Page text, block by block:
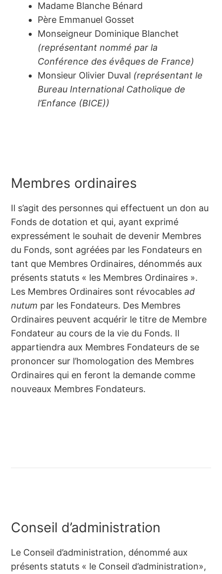
Madame Blanche Bénard
Père Emmanuel Gosset
Monseigneur Dominique Blanchet
(représentant nommé par la
Conférence des évêques de France)
Monsieur Olivier Duval (représentant le
Bureau International Catholique de
l’Enfance (BICE))
Membres ordinaires
Il s’agit des personnes qui effectuent un don au
Fonds de dotation et qui, ayant exprimé
expressément le souhait de devenir Membres
du Fonds, sont agréées par les Fondateurs en
tant que Membres Ordinaires, dénommés aux
présents statuts « les Membres Ordinaires ».
Les Membres Ordinaires sont révocablesad
nutum par les Fondateurs. Des Membres
Ordinaires peuvent acquérir le titre de Membre
Fondateur au cours de la vie du Fonds. Il
appartiendra aux Membres Fondateurs de se
prononcer sur l’homologation des Membres
Ordinaires qui en feront la demande comme
nouveaux Membres Fondateurs.
Conseil d’administration
Le Conseil d’administration, dénommé aux
présents statuts « le Conseil d’administration»,